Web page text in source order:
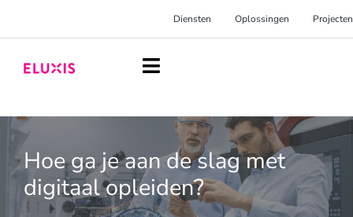
naar
inhoud
Diensten Oplossingen Projecten
Toggle
Homepage
Diensten
Oplossingen
Hoe ga je aan de slag met
digitaal opleiden?